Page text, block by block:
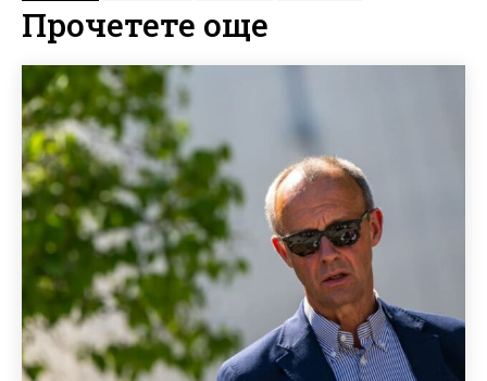
Прочетете още